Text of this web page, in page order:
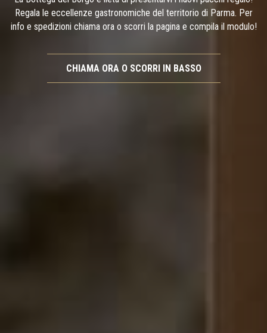
Regala le eccellenze gastronomiche del territorio di Parma. Per
info e spedizioni chiama ora o scorri la pagina e compila il modulo!
CHIAMA ORA O SCORRI IN BASSO